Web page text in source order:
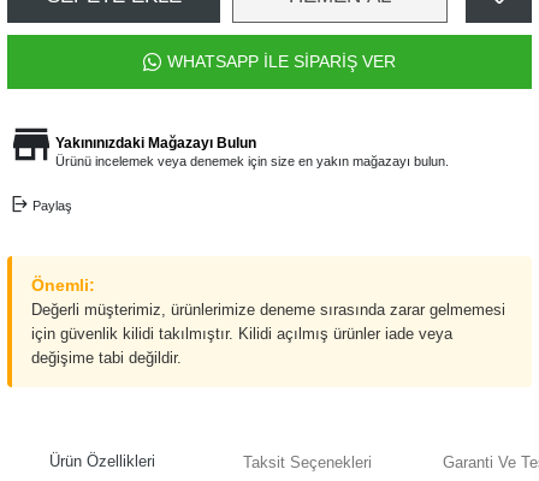
WHATSAPP İLE SİPARİŞ VER
Yakınınızdaki Mağazayı Bulun
Ürünü incelemek veya denemek için size en yakın mağazayı bulun.
Paylaş
Önemli:
Değerli müşterimiz, ürünlerimize deneme sırasında zarar gelmemesi
için güvenlik kilidi takılmıştır. Kilidi açılmış ürünler iade veya
değişime tabi değildir.
Ürün Özellikleri Taksit Seçenekleri Garanti Ve